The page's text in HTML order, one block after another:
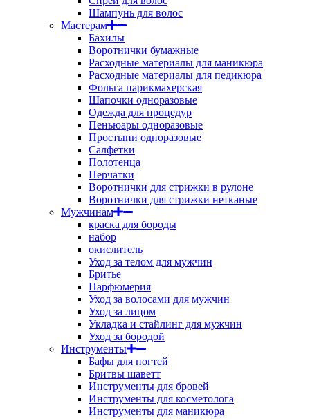
Шампунь для волос
Мастерам
Бахилы
Воротнички бумажные
Расходные материалы для маникюра
Расходные материалы для педикюра
Фольга парикмахерская
Шапочки одноразовые
Одежда для процедур
Пеньюары одноразовые
Простыни одноразовые
Салфетки
Полотенца
Перчатки
Воротнички для стрижки в рулоне
Воротнички для стрижки нетканые
Мужчинам
краска для бороды
набор
окислитель
Уход за телом для мужчин
Бритье
Парфюмерия
Уход за волосами для мужчин
Уход за лицом
Укладка и стайлинг для мужчин
Уход за бородой
Инструменты
Бафы для ногтей
Бритвы шаветт
Инструменты для бровей
Инструменты для косметолога
Инструменты для маникюра